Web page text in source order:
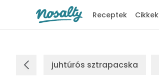
Receptek Cikkek
juhtúrós sztrapacska